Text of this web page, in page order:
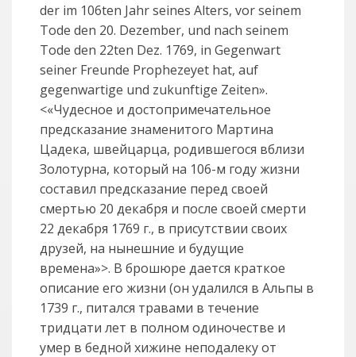
der im 106ten Jahr seines Alters, vor seinem
Tode den 20. Dezember, und nach seinem
Tode den 22ten Dez. 1769, in Gegenwart
seiner Freunde Prophezeyet hat, auf
gegenwartige und zukunftige Zeiten».
<«Чудесное и достопримечательное
предсказание знаменитого Мартина
Цадека, швейцарца, родившегося вблизи
Золотурна, который на 106-м году жизни
составил предсказание перед своей
смертью 20 декабря и после своей смерти
22 декабря 1769 г., в присутствии своих
друзей, на нынешние и будущие
времена»>. В брошюре дается краткое
описание его жизни (он удалился в Альпы в
1739 г., питался травами в течение
тридцати лет в полном одиночестве и
умер в бедной хижине неподалеку от